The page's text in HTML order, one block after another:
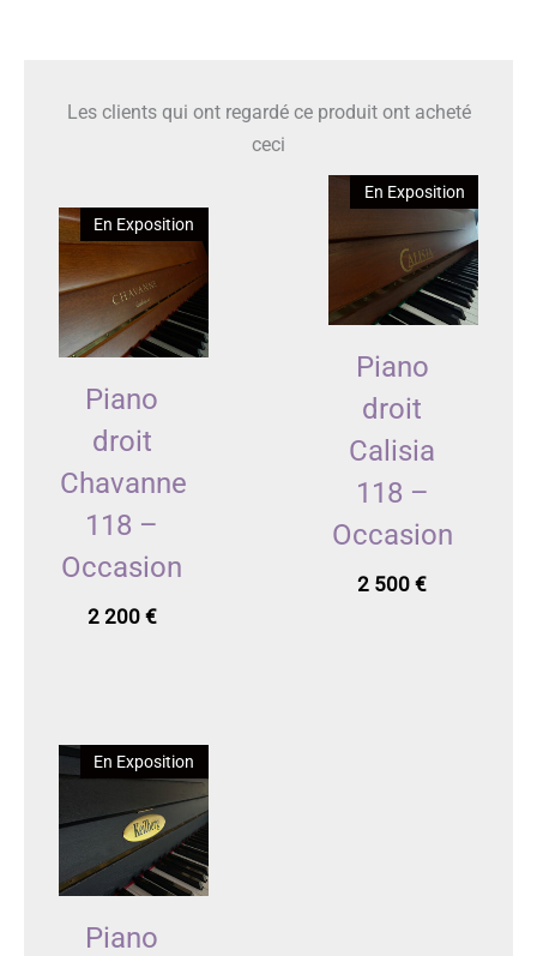
Les clients qui ont regardé ce produit ont acheté
ceci
En Exposition
Piano
droit
Chavanne
118 –
Occasion
2 200 €
En Exposition
Piano
droit
Calisia
118 –
Occasion
2 500€
En Exposition
Piano